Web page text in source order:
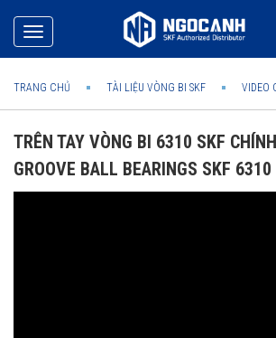
Toggle
navigation
TRANG CHỦ TÀI LIỆU VÒNG BI SKF VIDEO
TRÊN TAY VÒNG BI 6310 SKF
GROOVE BALL BEARINGS SKF 6310